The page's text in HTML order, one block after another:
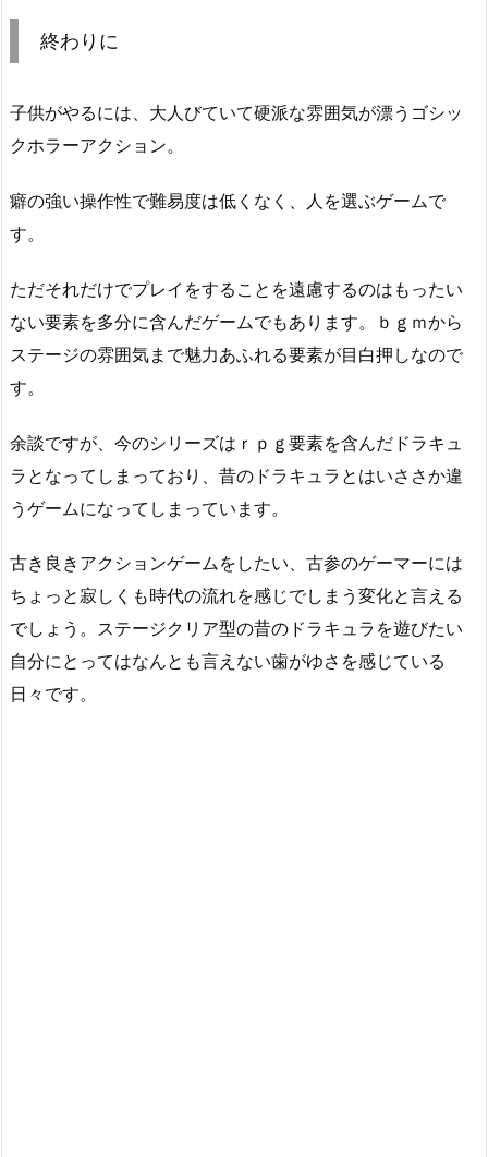
終わりに
子供がやるには、大人びていて硬派な雰囲気が漂うゴシッ
クホラーアクション。
癖の強い操作性で難易度は低くなく、人を選ぶゲームで
す。
ただそれだけでプレイをすることを遠慮するのはもったい
ない要素を多分に含んだゲームでもあります。ｂｇｍから
ステージの雰囲気まで魅力あふれる要素が目白押しなので
す。
余談ですが、今のシリーズはｒｐｇ要素を含んだドラキュ
ラとなってしまっており、昔のドラキュラとはいささか違
うゲームになってしまっています。
古き良きアクションゲームをしたい、古参のゲーマーには
ちょっと寂しくも時代の流れを感じでしまう変化と言える
でしょう。ステージクリア型の昔のドラキュラを遊びたい
自分にとってはなんとも言えない歯がゆさを感じている
日々です。